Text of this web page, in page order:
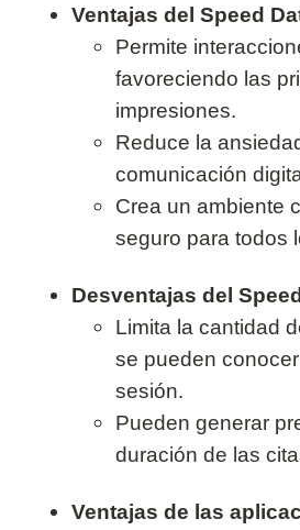
Ventajas del Speed
Permite
favoreciendo las
impresiones.
Reduce la
comunicación
Crea un ambiente
seguro para todos
Desventajas del
Limita la cantidad
se pueden
sesión.
Pueden generar
duración de las
Ventajas de las